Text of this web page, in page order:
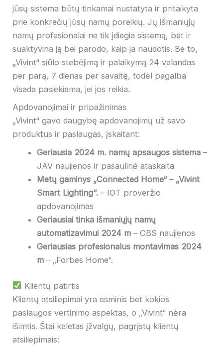
jūsų sistema būtų tinkamai nustatyta ir pritaikyta
prie konkrečių jūsų namų poreikių. Jų išmaniųjų
namų profesionalai ne tik įdiegia sistemą, bet ir
suaktyvina ją bei parodo, kaip ja naudotis. Be to,
„Vivint“ siūlo stebėjimą ir palaikymą 24 valandas
per parą, 7 dienas per savaitę, todėl pagalba
visada pasiekiama, jei jos reikia.
Apdovanojimai ir pripažinimas
„Vivint“ gavo daugybę apdovanojimų už savo
produktus ir paslaugas, įskaitant:
Geriausia 2024 m. namų apsaugos sistema –
JAV naujienos ir pasaulinė ataskaita
Metų gaminys „Connected Home“ – „Vivint
Smart Lighting“. – IOT proveržio
apdovanojimas
Geriausiai tinka išmaniųjų namų
automatizavimui 2024 m – CBS naujienos
Geriausias profesionalus montavimas 2024
m – „Forbes Home“.
Klientų patirtis
Klientų atsiliepimai yra esminis bet kokios
paslaugos vertinimo aspektas, o „Vivint“ nėra
išimtis. Štai keletas įžvalgų, pagrįstų klientų
atsiliepimais: